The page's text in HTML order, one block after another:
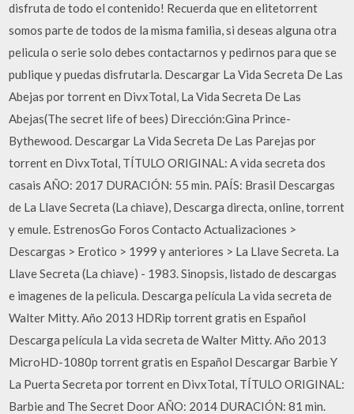
disfruta de todo el contenido! Recuerda que en elitetorrent
somos parte de todos de la misma familia, si deseas alguna otra
pelicula o serie solo debes contactarnos y pedirnos para que se
publique y puedas disfrutarla. Descargar La Vida Secreta De Las
Abejas por torrent en DivxTotal, La Vida Secreta De Las
Abejas(The secret life of bees) Dirección:Gina Prince-
Bythewood. Descargar La Vida Secreta De Las Parejas por
torrent en DivxTotal, TÍTULO ORIGINAL: A vida secreta dos
casais AÑO: 2017 DURACIÓN: 55 min. PAÍS: Brasil Descargas
de La Llave Secreta (La chiave), Descarga directa, online, torrent
y emule. EstrenosGo Foros Contacto Actualizaciones >
Descargas > Erotico > 1999 y anteriores > La Llave Secreta. La
Llave Secreta (La chiave) - 1983. Sinopsis, listado de descargas
e imagenes de la pelicula. Descarga película La vida secreta de
Walter Mitty. Año 2013 HDRip torrent gratis en Español
Descarga película La vida secreta de Walter Mitty. Año 2013
MicroHD-1080p torrent gratis en Español Descargar Barbie Y
La Puerta Secreta por torrent en DivxTotal, TÍTULO ORIGINAL:
Barbie and The Secret Door AÑO: 2014 DURACIÓN: 81 min.